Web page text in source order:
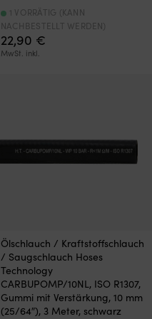
22,90 €
MwSt. inkl.
1 VORRÄTIG (KANN
NACHBESTELLT WERDEN)
Ölschlauch / Kraftstoffschlauch
/ Saugschlauch Hoses
Technology
CARBUPOMP/10NL, ISO R1307,
Gummi mit Verstärkung, 10 mm
(25/64″), 3 Meter, schwarz